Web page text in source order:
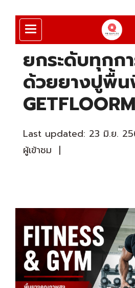
ยกระดับทุกก
ด้วยยางปูพื้
Last updated: 23 มิ.ย.
ผู้เข้าชม |